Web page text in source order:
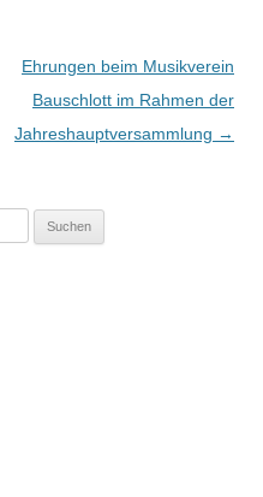
Ehrungen beim Musikverein
Bauschlott im Rahmen der
Jahreshauptversammlung →